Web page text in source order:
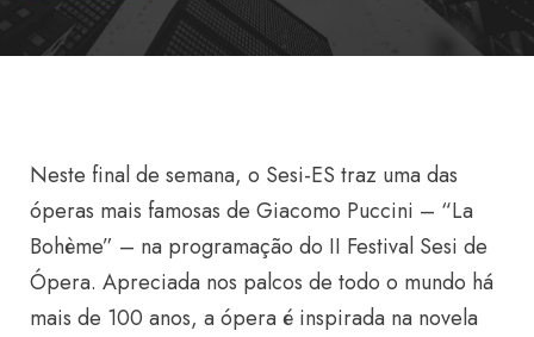
Neste final de semana, o Sesi-ES traz uma das
óperas mais famosas de Giacomo Puccini – “La
Bohème” – na programação do II Festival Sesi de
Ópera. Apreciada nos palcos de todo o mundo há
mais de 100 anos, a ópera é inspirada na novela